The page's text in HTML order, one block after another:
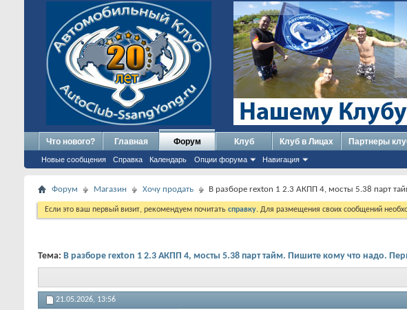
Что нового? Главная Форум
Новые сообщения Справка Календарь Опции форума Навигация
Клуб Клуб в Лицах Партнеры
Форум Магазин Хочу продать В разборе rexton 1 2.3 АКПП 4, мосты 5.38 парт
Если это ваш первый визит, рекомендуем почитать справку. Для размещения своих сообщений
Тема: В разборе rexton 1 2.3 АКПП 4, мосты 5.38 парт тайм. Пишите кому что надо.
21.05.2026, 13:56